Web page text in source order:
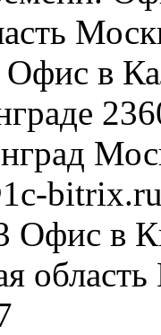
Офис в
Офис в
область